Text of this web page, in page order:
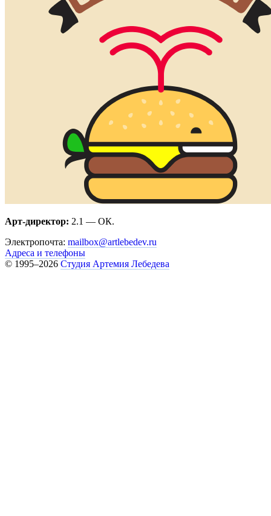
Арт-директор: 2.1 — ОК.
Электропочта: mailbox@artlebedev.ru
Адреса и телефоны
© 1995–2026 Студия Артемия Лебедева